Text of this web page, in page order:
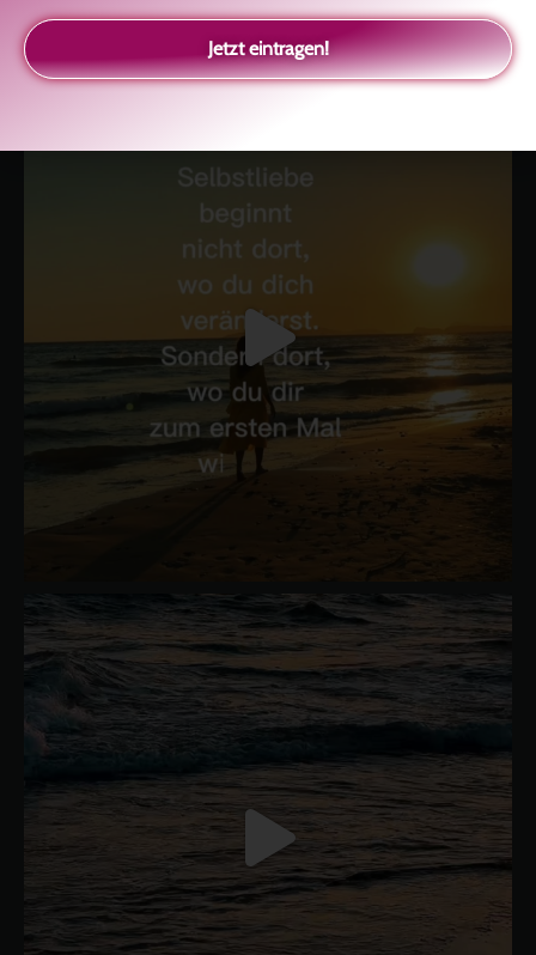
Selbstliebe, Aussöhnung mit der Kindheit, Potenzial entfalten,
glückliche Beziehung-The Master Key Asha und Marie-Luise
SisterloveJetzt eintragen!